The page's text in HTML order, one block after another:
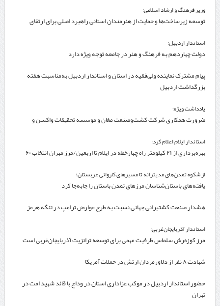
وزیر فرهنگ و ارشاد اسلامی:
توسعه زیرساخت‌ها و حمایت از هنرمندان استانی راهبرد اصلی برای ارتقای
استاندار اردبیل:
دولت چهاردهم به فرهنگ و هنر در جامعه توجه ویژه دارد
پیام مشترک نماینده ولی‌فقیه در استان و استاندار اردبیل به‌مناسبت هفته
بزرگداشت اردبیل
یادداشت ویژه؛
ضرورت همکاری شرکت کشت‌وصنعت مغان و موسسه تحقیقات واکسن و
استاندار ایلام اعلام کرد:
بهره‌برداری از ۲۱ کیلومتر راه چهارخطه در ایلام تا اربعین/مرز مهران انتخاب ۶۰
از شکوه تمدن‌های مدیترانه تا مسیرهای کاروانی عربستان؛
یافته‌های باستان‌شناسان مرزهای تمدن باستان را جابه‌جا کرد
هشدار صنعت کشتیرانی جهانی نسبت به طرح عوارض ترامپ در تنگه هرمز
استاندار آذربایجان‌غربی:
مرز کوزه‌رش سلماس ظرفیت مهمی برای توسعه ترانزیت آذربایجان‌غربی است
شهادت ۸ نفر از دلاورمردان ارتش در حملات آمریکا
حضور استاندار اردبیل در موکب عزاداری استان در وداع با قائد شهید امت در
تهران